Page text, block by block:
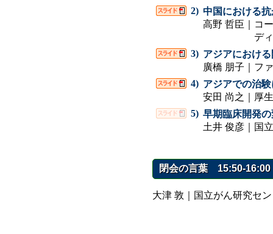
2) 中国における
高野 哲臣｜
コ
デ
3) アジアにおけ
廣橋 朋子｜フ
4) アジアでの治
安田 尚之｜厚
5) 早期臨床開発
土井 俊彦｜国
閉会の言葉 15:50-16:00
大津 敦｜国立がん研究セ